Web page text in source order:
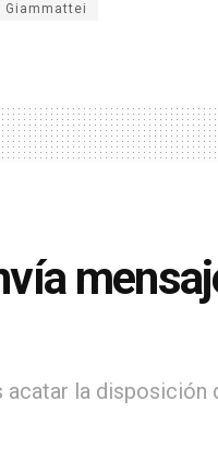
Giammattei
acatar la disposición